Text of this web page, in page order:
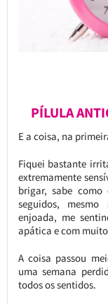
PÍLULA
E a coisa, na
Fiquei bastante
extremamente
brigar, sabe
seguidos,
enjoada, me
apática e com
A coisa passou
uma semana
todos os sentidos.